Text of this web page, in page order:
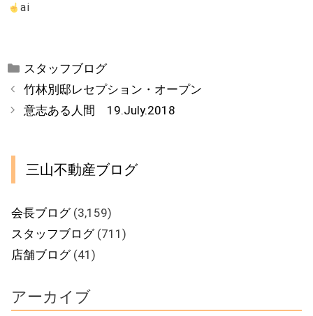
ai
カ
テ
リ
スタッフブログ
竹林別邸レセプション・オープン
意志ある人間 19.July.2018
三山不動産ブログ
会長ブログ(3,159)
スタッフブログ(711)
店舗ブログ(41)
アーカイブ